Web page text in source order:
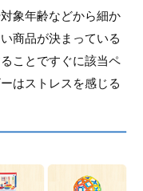
象年齢などから細か
商品が決まっている
ことですぐに該当ペ
はストレスを感じる